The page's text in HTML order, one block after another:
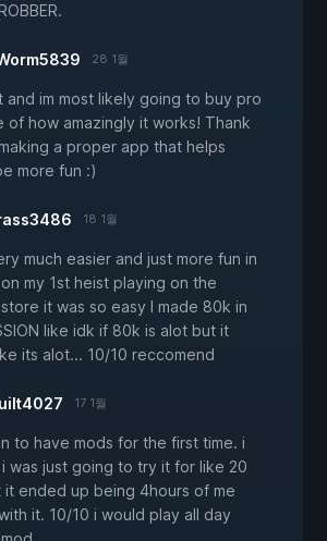
28 1월
and im most likely going to buy pro
of how amazingly it works! Thank
a proper app that helps
more fun :)
18 1월
much easier and just more fun in
my 1st heist playing on the
it was so easy I made 80k in
like idk if 80k is alot but it
its alot... 10/10 reccomend
17 1월
to have mods for the first time. i
was just going to try it for like 20
it ended up being 4hours of me
it. 10/10 i would play all day